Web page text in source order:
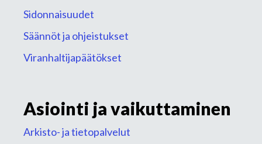
Sidonnaisuudet
Säännöt ja ohjeistukset
Viranhaltijapäätökset
Asiointi ja vaikuttaminen
Arkisto- ja tietopalvelut